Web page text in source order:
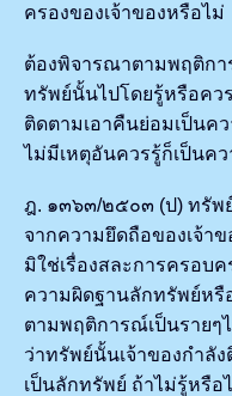
ครองของเจ้าของหรือไม่
ต้องพิจารณาตามพฤติกา
ทรัพย์นั้นไปโดยรู้หรือคว
ติดตามเอาคืนย่อมเป็นค
ไม่มีเหตุอันควรรู้ก็เป็นค
ฎ. ๑๓๖๓/๒๕๐๓ (ป) ทรัพ
จากความยึดถือของเจ้า
มิใช่เรื่องสละการครอบค
ความผิดฐานลักทรัพย์ห
ตามพฤติการณ์เป็นรายๆ
ว่าทรัพย์นั้นเจ้าของกำลั
เป็นลักทรัพย์ ถ้าไม่รู้หรื